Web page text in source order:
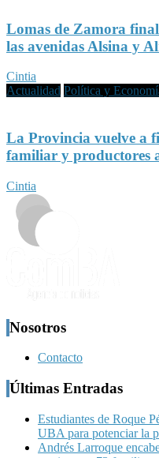
Lomas de Zamora
las avenidas Alsina y
Cintia
Actualidad Política y
La Provincia vuelve a
familiar y productores
Cintia
Nosotros
Contacto
Últimas Entradas
Estudiantes de Roque
UBA para potenciar la
Andrés Larroque